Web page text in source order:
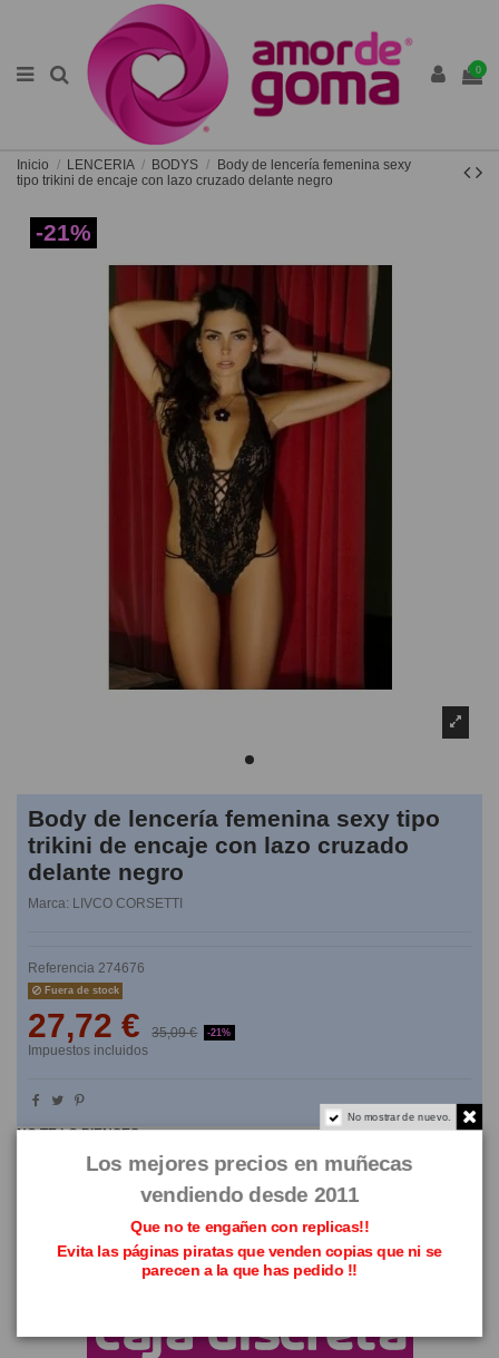
0
Inicio LENCERIA BODYS
Body de lencería femenina sexy
tipo trikini de encaje con lazo cruzado delante negro
-21%
Body de lencería femenina sexy tipo
trikini de encaje con lazo cruzado
delante negro
Marca: LIVCO CORSETTI
Referencia 274676
Fuera de stock
27,72 € 35,09 € -21%
Impuestos incluidos
NO TE LO PIENSES
No mostrar de nuevo.
Los mejores precios en muñecas
vendiendo desde 2011
Que no te engañen con replicas!!
Evita las páginas piratas que venden copias que ni se
parecen a la que has pedido !!